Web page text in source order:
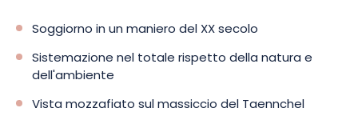
Soggiorno in un maniero del XX secolo
Sistemazione nel totale rispetto della natura e
dell'ambiente
Vista mozzafiato sul massiccio del Taennchel